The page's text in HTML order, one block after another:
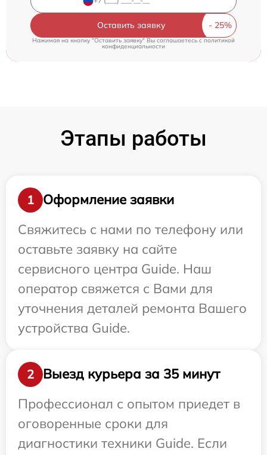
Оставить заявку
Нажимая на кнопку "Оставить заявку" Вы соглашаетесь cполитикой
конфиденциальности
Этапы работы
1
Оформление заявки
Свяжитесь с нами по телефону или
оставьте заявку на сайте
сервисного центра Guide. Наш
оператор свяжется с Вами для
уточнения деталей ремонта Вашего
устройства Guide.
2
Выезд курьера за 35 минут
Профессионал с опытом приедет в
оговоренные сроки для
диагностики техники Guide. Если